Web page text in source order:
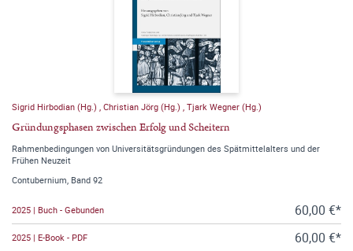
Sigrid Hirbodian (Hg.) Christian Jörg (Hg.) Tjark Wegner (Hg.)
Gründungsphasen zwischen Erfolg und Scheitern
Rahmenbedingungen von Universitätsgründungen des Spätmittelalters und der
Frühen Neuzeit
Contubernium, Band 92
2025 | Buch - Gebunden 60,00 €*
2025 | E-Book - PDF 60,00 €*